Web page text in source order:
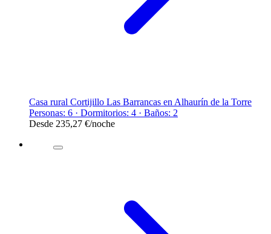
Casa rural Cortijillo Las Barrancas en Alhaurín de la Torre
Personas: 6 · Dormitorios: 4 · Baños: 2
Desde 235,27 €/noche